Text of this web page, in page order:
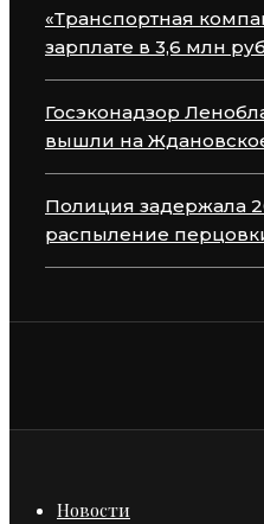
«Транспортная
зарплате в 3,6 млн
Госэконадзор
вышли на
Полиция задержала
распыление
Новости